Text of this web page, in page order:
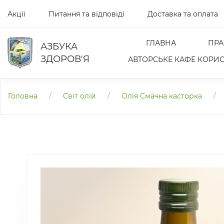
Акції Питання та відповіді Доставка та оплата
АЗБУКА
ЗДОРОВ'Я
ГЛАВНА
АВТОРСЬКЕ КАФЕ
Головна / Світ олій / Олія Смачна касторка /